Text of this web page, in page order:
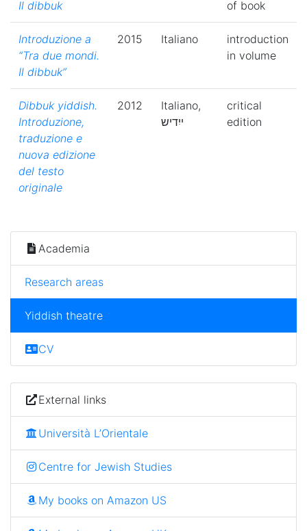
Il dibbuk
of book
Introduzione a
“Tra due mondi.
Il dibbuk”
2015 Italiano
introduction
in volume
Dibbuk yiddish.
Introduzione,
traduzione e
nuova edizione
del testo
originale
2012
Italiano,
ייִדיש
critical
edition
Academia
Research areas
Yiddish theatre
CV
External links
Università L’Orientale
Centre for Jewish Studies
My books on Amazon US